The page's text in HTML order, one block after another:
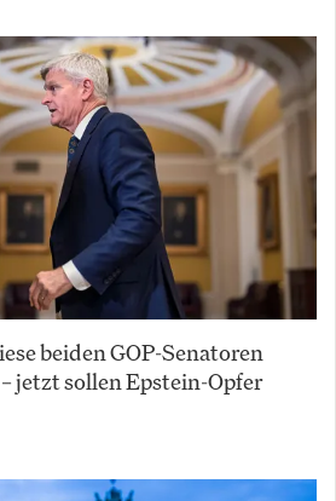
beiden GOP-Senatoren
jetzt sollen Epstein-Opfer